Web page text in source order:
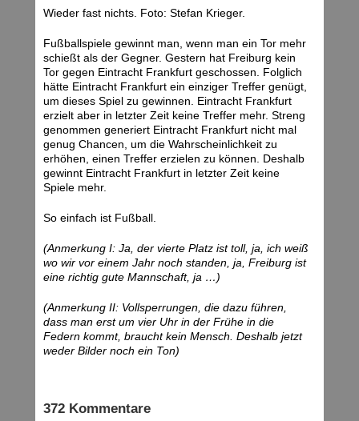
Wieder fast nichts. Foto: Stefan Krieger.
Fußballspiele gewinnt man, wenn man ein Tor mehr
schießt als der Gegner. Gestern hat Freiburg kein
Tor gegen Eintracht Frankfurt geschossen. Folglich
hätte Eintracht Frankfurt ein einziger Treffer genügt,
um dieses Spiel zu gewinnen. Eintracht Frankfurt
erzielt aber in letzter Zeit keine Treffer mehr. Streng
genommen generiert Eintracht Frankfurt nicht mal
genug Chancen, um die Wahrscheinlichkeit zu
erhöhen, einen Treffer erzielen zu können. Deshalb
gewinnt Eintracht Frankfurt in letzter Zeit keine
Spiele mehr.
So einfach ist Fußball.
(Anmerkung I: Ja, der vierte Platz ist toll, ja, ich weiß
wo wir vor einem Jahr noch standen, ja, Freiburg ist
eine richtig gute Mannschaft, ja …)
(Anmerkung II: Vollsperrungen, die dazu führen,
dass man erst um vier Uhr in der Frühe in die
Federn kommt, braucht kein Mensch. Deshalb jetzt
weder Bilder noch ein Ton)
372 Kommentare